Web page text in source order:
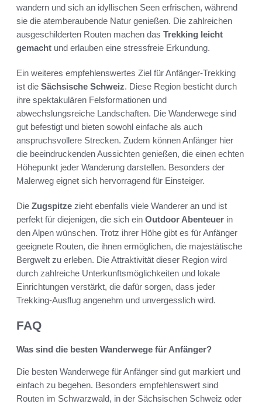
wandern und sich an idyllischen Seen erfrischen, während
sie die atemberaubende Natur genießen. Die zahlreichen
ausgeschilderten Routen machen das Trekking leicht
gemacht und erlauben eine stressfreie Erkundung.
Ein weiteres empfehlenswertes Ziel für Anfänger-Trekking
ist die Sächsische Schweiz. Diese Region besticht durch
ihre spektakulären Felsformationen und
abwechslungsreiche Landschaften. Die Wanderwege sind
gut befestigt und bieten sowohl einfache als auch
anspruchsvollere Strecken. Zudem können Anfänger hier
die beeindruckenden Aussichten genießen, die einen echten
Höhepunkt jeder Wanderung darstellen. Besonders der
Malerweg eignet sich hervorragend für Einsteiger.
Die Zugspitze zieht ebenfalls viele Wanderer an und ist
perfekt für diejenigen, die sich ein Outdoor Abenteuer in
den Alpen wünschen. Trotz ihrer Höhe gibt es für Anfänger
geeignete Routen, die ihnen ermöglichen, die majestätische
Bergwelt zu erleben. Die Attraktivität dieser Region wird
durch zahlreiche Unterkunftsmöglichkeiten und lokale
Einrichtungen verstärkt, die dafür sorgen, dass jeder
Trekking-Ausflug angenehm und unvergesslich wird.
FAQ
Was sind die besten Wanderwege für Anfänger?
Die besten Wanderwege für Anfänger sind gut markiert und
einfach zu begehen. Besonders empfehlenswert sind
Routen im Schwarzwald, in der Sächsischen Schweiz oder